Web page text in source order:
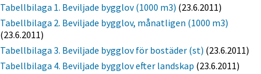
Tabellbilaga 1. Beviljade bygglov (1000 m3) (23.6.2011)
Tabellbilaga 2. Beviljade bygglov, månatligen (1000 m3)
(23.6.2011)
Tabellbilaga 3. Beviljade bygglov för bostäder (st) (23.6.2011)
Tabellbilaga 4. Beviljade bygglov efter landskap (23.6.2011)